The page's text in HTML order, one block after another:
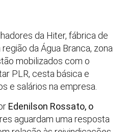
da Hiter, fábrica de
da Água Branca, zona
mobilizados com o
PLR, cesta básica e
e salários na empresa.
Edenilson Rossato, o
aguardam uma resposta